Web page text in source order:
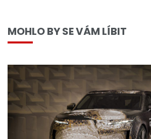
MOHLO BY SE VÁM LÍBIT